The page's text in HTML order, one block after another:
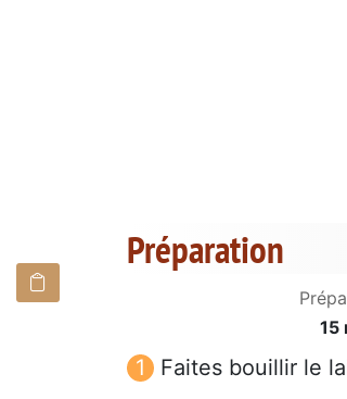
Préparation
15
Faites bouillir le